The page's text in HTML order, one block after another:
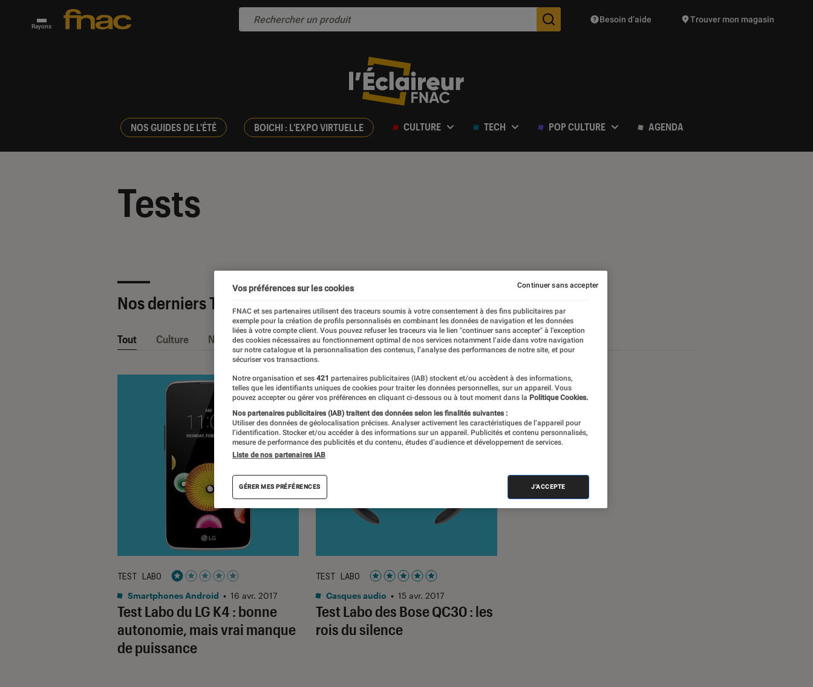
Rayons Des suggestions de produits vont vous être proposées
Besoin d’aide Trouver mon magasin
NOS GUIDES DE L'ÉTÉ BOICHI : L'EXPO VIRTUELLE CULTURE TECH POP CULTURE AGENDA
Tests
Nos derniers Tests
Tout Culture Nos conseils Pop Culture Tech
Test Labo du LG K4 : bonne
autonomie, mais vrai manque
de puissance
TEST LABO
Noté 1 étoiles sur 5
Smartphones Android • 16 avr. 2017
Test Labo des Bose QC30 : les
rois du silence
TEST LABO
Noté 5 étoiles sur 5
Casques audio • 15 avr. 2017
Vos préférences sur les cookies
FNAC et ses partenaires utilisent des traceurs soumis à votre consentement à des fins publicitaires par
exemple pour la création de profils personnalisés en combinant les données de navigation et les données
liées à votre compte client. Vous pouvez refuser les traceurs via le lien "continuer sans accepter" à l’exception
des cookies nécessaires au fonctionnement optimal de nos services notamment l’aide dans votre navigation
sur notre catalogue et la personnalisation des contenus, l’analyse des performances de notre site, et pour
sécuriser vos transactions.
Notre organisation et ses 421 partenaires publicitaires (IAB) stockent et/ou accèdent à des informations,
telles que les identifiants uniques de cookies pour traiter les données personnelles, sur un appareil. Vous
pouvez accepter ou gérer vos préférences en cliquant ci-dessous ou à tout moment dans la Politique Cookies.
Nos partenaires publicitaires (IAB) traitent des données selon les finalités suivantes :
Utiliser des données de géolocalisation précises. Analyser activement les caractéristiques de l’appareil pour
l’identification. Stocker et/ou accéder à des informations sur un appareil. Publicités et contenu personnalisés,
mesure de performance des publicités et du contenu, études d’audience et développement de services.
Liste de nos partenaires IAB
GÉRER MES PRÉFÉRENCES J'ACCEPTE
Continuer sans accepter